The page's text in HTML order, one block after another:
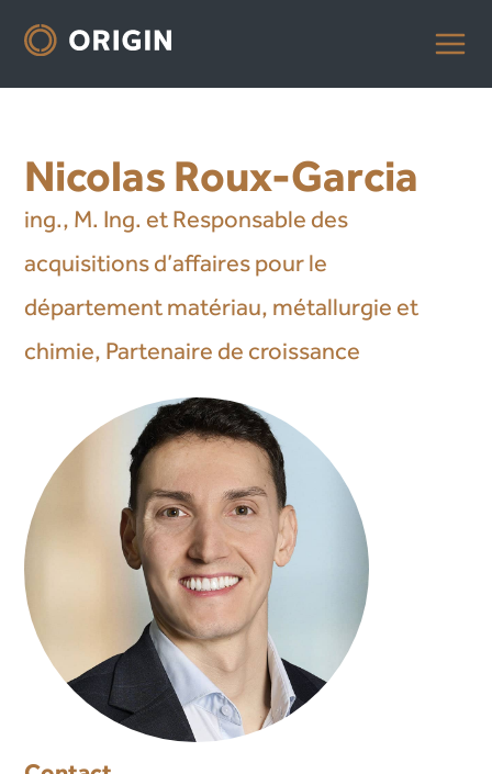
Nicolas Roux-Garcia
ing., M. Ing. et Responsable des
acquisitions d’affaires pour le
département matériau, métallurgie et
chimie, Partenaire de croissance